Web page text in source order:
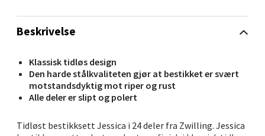
Beskrivelse
Klassisk tidløs design
Den harde stålkvaliteten gjør at bestikket er svært
motstandsdyktig mot riper og rust
Alle deler er slipt og polert
Tidløst bestikksett Jessica i 24 deler fra Zwilling. Jessica
Stavanger og Sandnes - Kvadrat
Gamle Stokkavei 1, 4313 Sandnes